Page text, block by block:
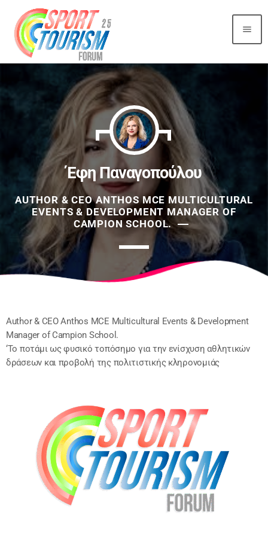
menu
Sorry, there is nothing for the moment.
Most Upvoted
Έφη Παναγοπούλου
AUTHOR & CEO ANTHOS MCE MULTICULTURAL
EVENTS & DEVELOPMENT MANAGER OF
CAMPION SCHOOL.
Author & CEO Anthos MCE Multicultural Events & Development
Manager of Campion School.
‘Το ποτάμι ως φυσικό τοπόσημο για την ενίσχυση αθλητικών
δράσεων και προβολή της πολιτιστικής κληρονομιάς